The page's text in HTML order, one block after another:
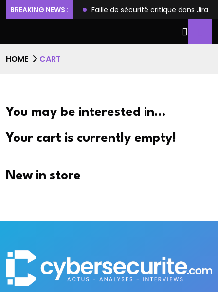
BREAKING NEWS :
et l’accès root Faille de sécurité critique dans Jira
HOME CART
You may be interested in…
Your cart is currently empty!
New in store